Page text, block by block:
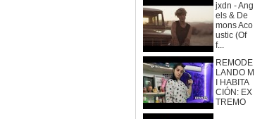
jxdn - Ang
els & De
mons Aco
ustic (Of
f...
REMODE
LANDO M
I HABITA
CIÓN: EX
TREMO